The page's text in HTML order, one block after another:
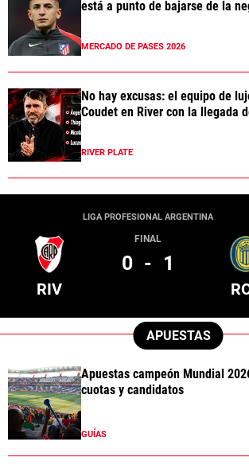
está a punto de bajarse de la
MERCADO DE PASES 2026
No hay excusas: el equipo de
Coudet en River con la llegada
RIVER PLATE
LIGA PROFESIONAL ARGENTINA
RIV
FINAL
0 - 1
APUESTAS
Apuestas campeón Mundial
cuotas y candidatos
GUÍAS